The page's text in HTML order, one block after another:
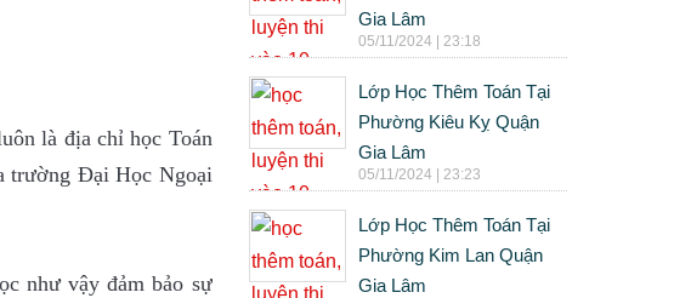
là địa chỉ học Toán
trường Đại Học Ngoại
như vậy đảm bảo sự
Gia Lâm
05/11/2024 | 23:18
Lớp Học Thêm Toán Tại
Phường Kiêu Kỵ Quận
Gia Lâm
05/11/2024 | 23:23
Lớp Học Thêm Toán Tại
Phường Kim Lan Quận
Gia Lâm